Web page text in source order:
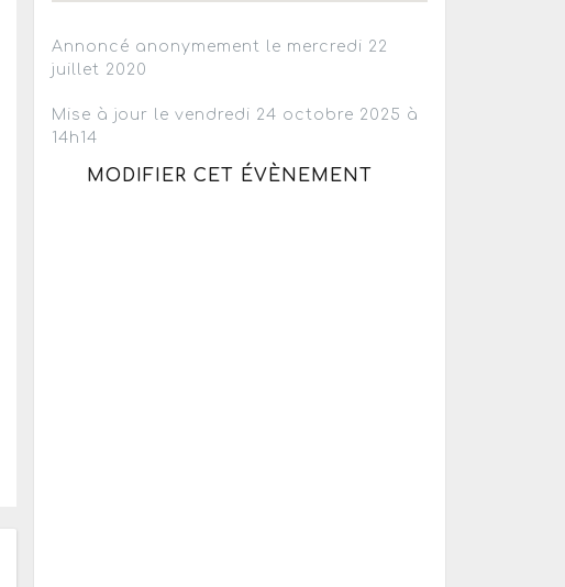
Annoncé anonymement le mercredi 22
juillet 2020
Mise à jour le vendredi 24 octobre 2025 à
14h14
MODIFIER CET ÉVÈNEMENT